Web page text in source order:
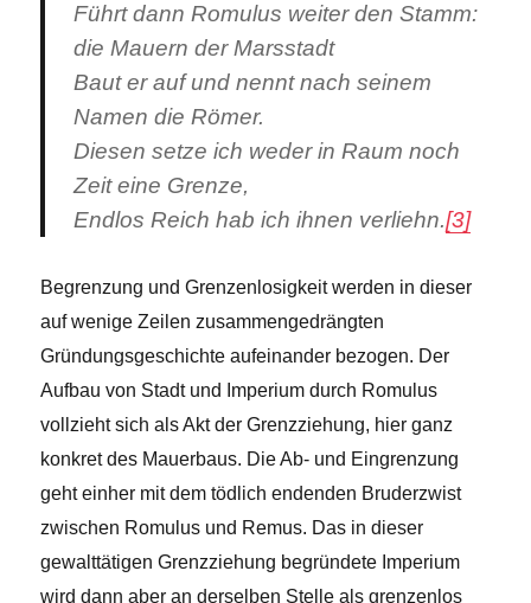
Führt dann Romulus weiter den Stamm:
die Mauern der Marsstadt
Baut er auf und nennt nach seinem
Namen die Römer.
Diesen setze ich weder in Raum noch
Zeit eine Grenze,
Endlos Reich hab ich ihnen verliehn.[3]
Begrenzung und Grenzenlosigkeit werden in dieser
auf wenige Zeilen zusammengedrängten
Gründungsgeschichte aufeinander bezogen. Der
Aufbau von Stadt und Imperium durch Romulus
vollzieht sich als Akt der Grenzziehung, hier ganz
konkret des Mauerbaus. Die Ab- und Eingrenzung
geht einher mit dem tödlich endenden Bruderzwist
zwischen Romulus und Remus. Das in dieser
gewalttätigen Grenzziehung begründete Imperium
wird dann aber an derselben Stelle als grenzenlos